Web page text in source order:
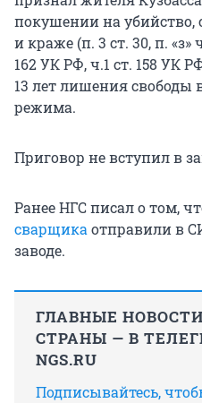
покушении на убийство,
и краже (п. 3 ст. 30, п. «з»
162 УК РФ, ч.1 ст. 158 УК
13 лет лишения свободы
режима.
Приговор не вступил в
Ранее НГС писал о том,
сварщикаотправили в
заводе.
ГЛАВНЫЕ
СТРАНЫ — В
NGS.RU
Подписывайтесь,